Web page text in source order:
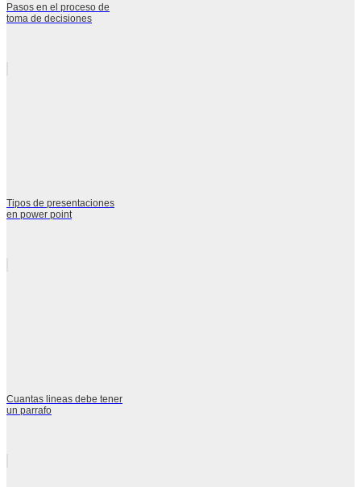
Pasos en el proceso de
toma de decisiones
Tipos de presentaciones
en power point
Cuantas lineas debe tener
un parrafo